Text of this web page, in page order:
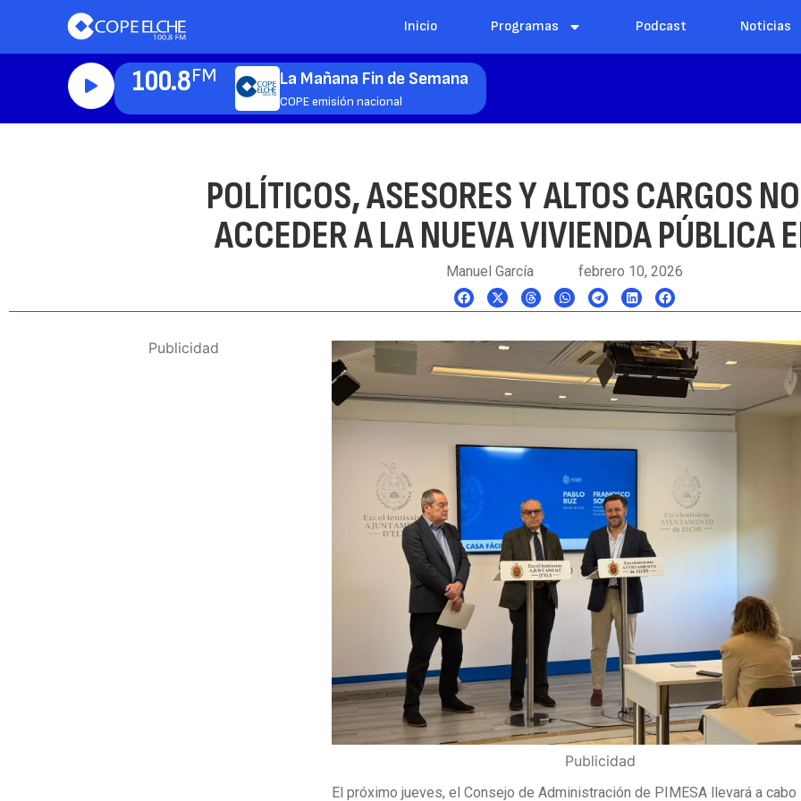
Inicio Programas Podcast Noticias
100.8FM La Mañana Fin de Semana
COPE emisión nacional
POLÍTICOS, ASESORES Y ALTOS CARGOS
ACCEDER A LA NUEVA VIVIENDA PÚBLICA
Manuel García febrero 10, 2026
Publicidad
Publicidad
El próximo jueves, el Consejo de Administración de PIMESA llevará a cabo